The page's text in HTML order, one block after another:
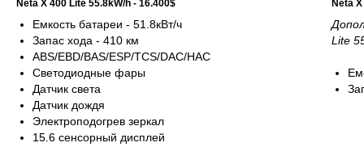
Neta X 400 Lite 55.8kW/h - 16.400$
Емкость батареи - 51.8кВт/ч
Запас хода - 410 км
ABS/EBD/BAS/ESP/TCS/DAC/HAC
Светодиодные фары
Датчик света
Датчик дождя
Электроподогрев зеркал
15.6 сенсорный дисплей
Neta
Lite